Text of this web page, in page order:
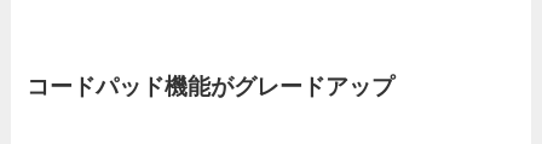
コードパッド機能がグレードアップ